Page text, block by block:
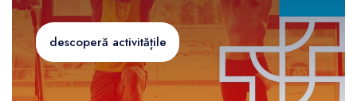
descoperă activitățile